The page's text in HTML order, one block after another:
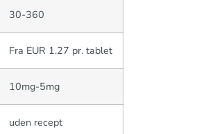
30-360
Fra EUR 1.27 pr. tablet
10mg-5mg
uden recept